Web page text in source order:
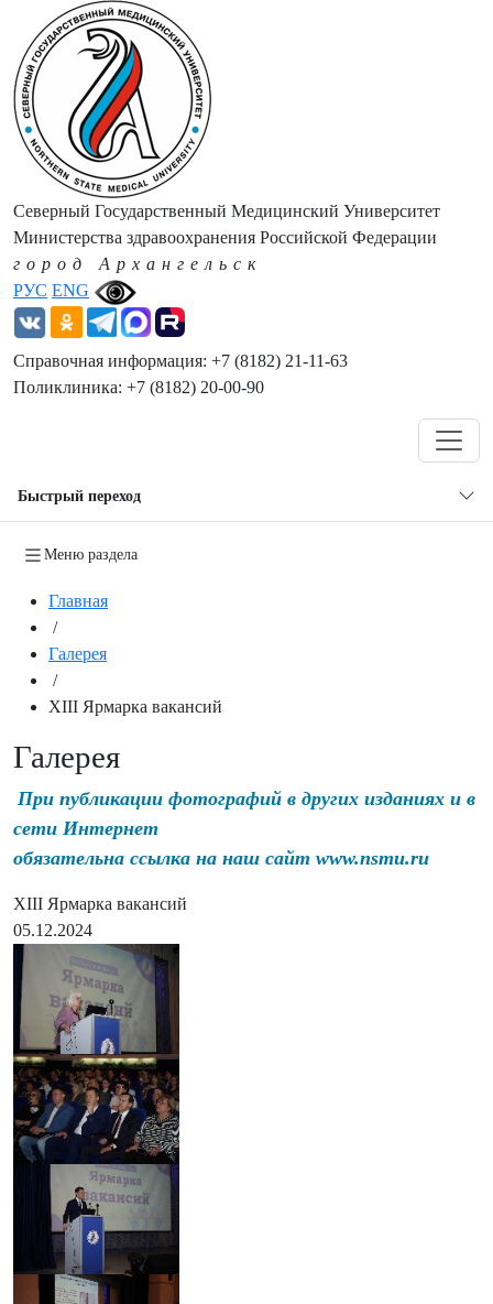
РУС ENG
Северный Государственный Медицинский Университет
Министерства здравоохранения Российской Федерации
город Архангельск
Справочная информация: +7 (8182) 21-11-63
Поликлиника: +7 (8182) 20-00-90
Быстрый переход
Меню раздела
Главная
/
Галерея
/
XIII Ярмарка вакансий
Галерея
При публикации фотографий в других изданиях и в
сети Интернет
обязательна ссылка на наш сайт www.nsmu.ru
XIII Ярмарка вакансий
05.12.2024